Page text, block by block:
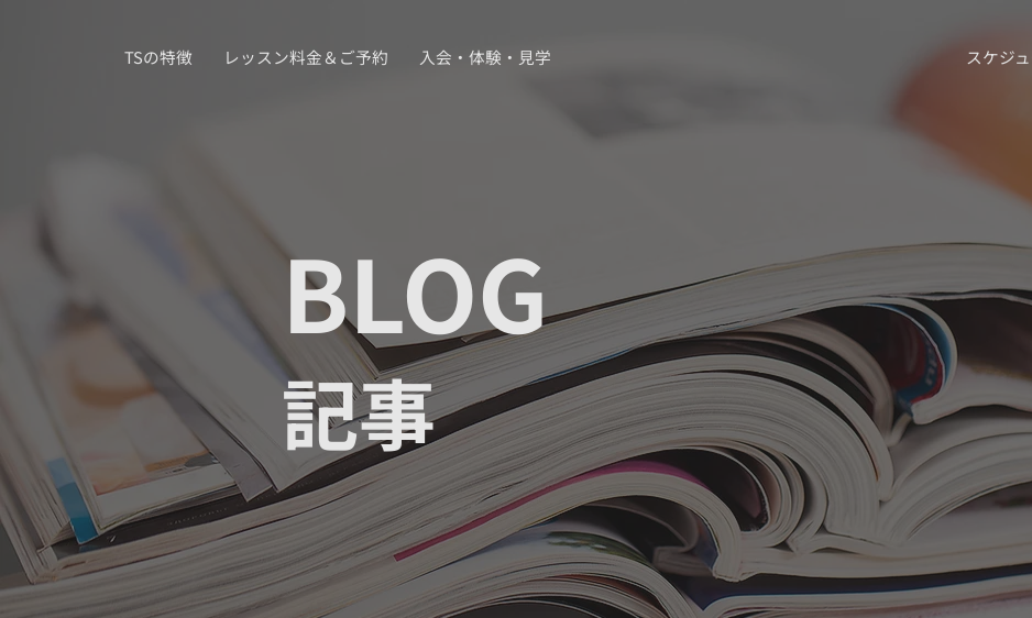
TSの特徴 レッスン料金＆ご予約 入会・体験・見学 スケジ
BLOG
記事